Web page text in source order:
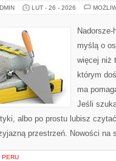
LUT - 26 - 2026
myślą o
więcej niż
którym
ma
Jeśli
albo po prostu lubisz
przestrzeń. Nowości na
PERU